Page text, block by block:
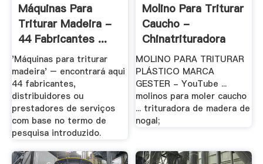
Máquinas Para
Triturar Madeira -
44 Fabricantes ...
'Máquinas para triturar
madeira' – encontrará aqui
44 fabricantes,
distribuidores ou
prestadores de serviços
com base no termo de
pesquisa introduzido.
Molino Para Triturar
Caucho -
Chinatrituradora
MOLINO PARA TRITURAR
PLÁSTICO MARCA
GESTER - YouTube ...
molinos para moler caucho
... trituradora de madera de
nogal;